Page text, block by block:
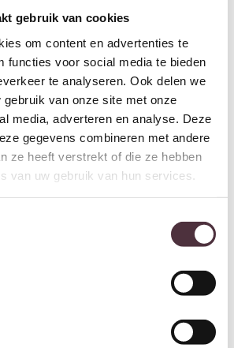
gebruik van cookies
om content en advertenties te
functies voor social media te bieden
te analyseren. Ook delen we
gebruik van onze site met onze
media, adverteren en analyse. Deze
gegevens combineren met andere
ze heeft verstrekt of die ze hebben
van uw gebruik van hun services.